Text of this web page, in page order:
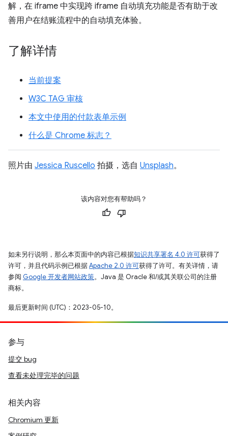
解，在 iframe 中实现跨 iframe 自动填充功能是否有助于改
善用户在结账流程中的自动填充体验。
了解详情
当前提案
W3C TAG 审核
本文中使用的付款表单示例
什么是 Chrome 标志？
照片由 Jessica Ruscello 拍摄，选自 Unsplash。
该内容对您有帮助吗？
如未另行说明，那么本页面中的内容已根据知识共享署名 4.0 许可获得了
许可，并且代码示例已根据Apache 2.0 许可获得了许可。有关详情，请
参阅 Google 开发者网站政策。Java 是 Oracle 和/或其关联公司的注册
商标。
最后更新时间 (UTC)：2023-05-10。
参与
提交 bug
查看未处理完毕的问题
相关内容
Chromium 更新